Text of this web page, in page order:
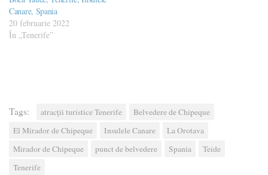
Canare, Spania
20 februarie 2022
În „Tenerife”
Tags: atracții turistice Tenerife
Belvedere de Chipeque
El Mirador de Chipeque
Insulele Canare
La Orotava
Mirador de Chipeque
punct de belvedere Spania
Teide
Tenerife